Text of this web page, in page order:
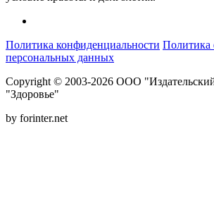
Политика конфиденциальности Политика
персональных данных
Copyright © 2003-2026 ООО
"Здоровье"
by forinter.net